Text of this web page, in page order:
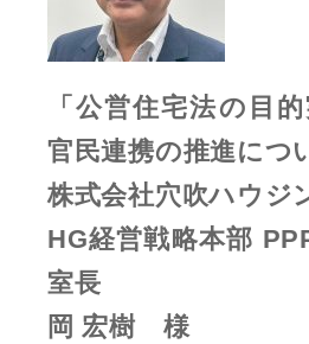
「公営住宅法の目
官民連携の推進につ
株式会社穴吹ハウジ
HG経営戦略本部
室長
岡 宏樹 様